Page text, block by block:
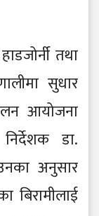
तथा
सुधार
आयोजना
डा.
अनुसार
बिरामीलाई